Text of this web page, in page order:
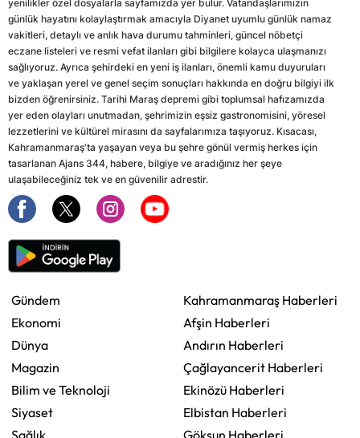
yenilikler özel dosyalarla sayfamızda yer bulur. Vatandaşlarımızın
günlük hayatını kolaylaştırmak amacıyla Diyanet uyumlu günlük namaz
vakitleri, detaylı ve anlık hava durumu tahminleri, güncel nöbetçi
eczane listeleri ve resmi vefat ilanları gibi bilgilere kolayca ulaşmanızı
sağlıyoruz. Ayrıca şehirdeki en yeni iş ilanları, önemli kamu duyuruları
ve yaklaşan yerel ve genel seçim sonuçları hakkında en doğru bilgiyi ilk
bizden öğrenirsiniz. Tarihi Maraş depremi gibi toplumsal hafızamızda
yer eden olayları unutmadan, şehrimizin eşsiz gastronomisini, yöresel
lezzetlerini ve kültürel mirasını da sayfalarımıza taşıyoruz. Kısacası,
Kahramanmaraş'ta yaşayan veya bu şehre gönül vermiş herkes için
tasarlanan Ajans 344, habere, bilgiye ve aradığınız her şeye
ulaşabileceğiniz tek ve en güvenilir adrestir.
Gündem
Ekonomi
Dünya
Magazin
Bilim ve Teknoloji
Siyaset
Sağlık
Kahramanmaraş Haberleri
Afşin Haberleri
Andırın Haberleri
Çağlayancerit Haberleri
Ekinözü Haberleri
Elbistan Haberleri
Göksun Haberleri